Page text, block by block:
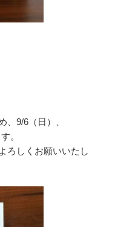
、9/6（日）、
。
ろしくお願いいたし